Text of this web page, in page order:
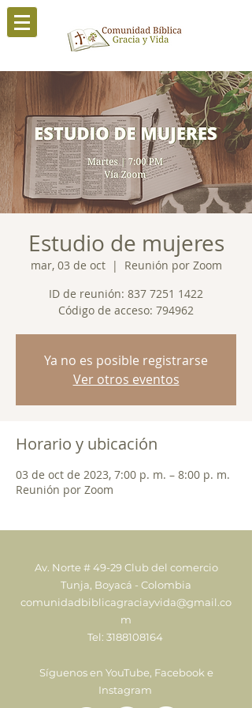
Estudio de mujeres
mar, 03 de oct
  |
Reunión por Zoom
ID de reunión: 837 7251 1422
Código de acceso: 794962
Ya no es posible registrarse
Ver otros eventos
Horario y ubicación
03 de oct de 2023, 7:00 p. m. – 8:00 p. m.
Reunión por Zoom
Av. Norte # 49-29 Club del comercio
Tunja, Boyacá - Colombia
comunidadbiblicagraciayvida@gmail.co
m
Tel: 3188108164
Síguenos en YouTube, Facebook e
Instagram